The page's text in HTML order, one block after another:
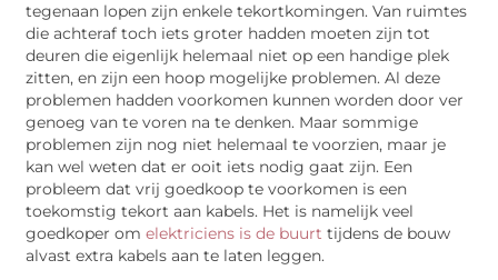
tegenaan lopen zijn enkele tekortkomingen. Van ruimtes
die achteraf toch iets groter hadden moeten zijn tot
deuren die eigenlijk helemaal niet op een handige plek
zitten, en zijn een hoop mogelijke problemen. Al deze
problemen hadden voorkomen kunnen worden door ver
genoeg van te voren na te denken. Maar sommige
problemen zijn nog niet helemaal te voorzien, maar je
kan wel weten dat er ooit iets nodig gaat zijn. Een
probleem dat vrij goedkoop te voorkomen is een
toekomstig tekort aan kabels. Het is namelijk veel
goedkoper omelektriciens is de buurt tijdens de bouw
alvast extra kabels aan te laten leggen.